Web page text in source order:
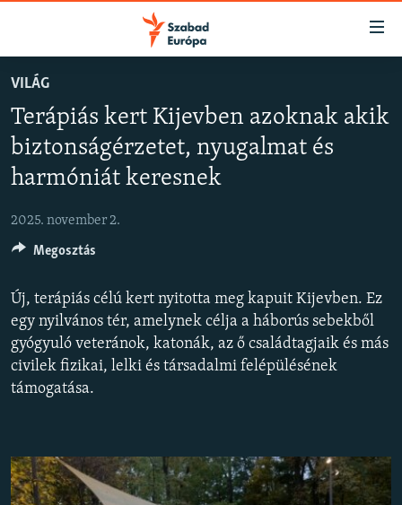
Akadálymentes
Ugrás
fő
oldalra
Ugrás
AKTUÁLIS
PODCASTOK
ELEMZŐ
NER15
SZABADON
TÁRSADALOM
DEMOKRÁCIA
A PÉNZ NYOMÁBAN
KLÍMAVÁLTOZÁS
VILÁG
Terápiás kert Kijevben azoknak akik
biztonságérzetet, nyugalmat és
harmóniát keresnek
2025. november 2.
Új, terápiás célú kert nyitotta meg kapuit Kijevben. Ez
egy nyilvános tér, amelynek célja a háborús sebekből
gyógyuló veteránok, katonák, az ő családtagjaik és más
civilek fizikai, lelki és társadalmi felépülésének
támogatása.
Megosztás
FELIRATKOZÁS